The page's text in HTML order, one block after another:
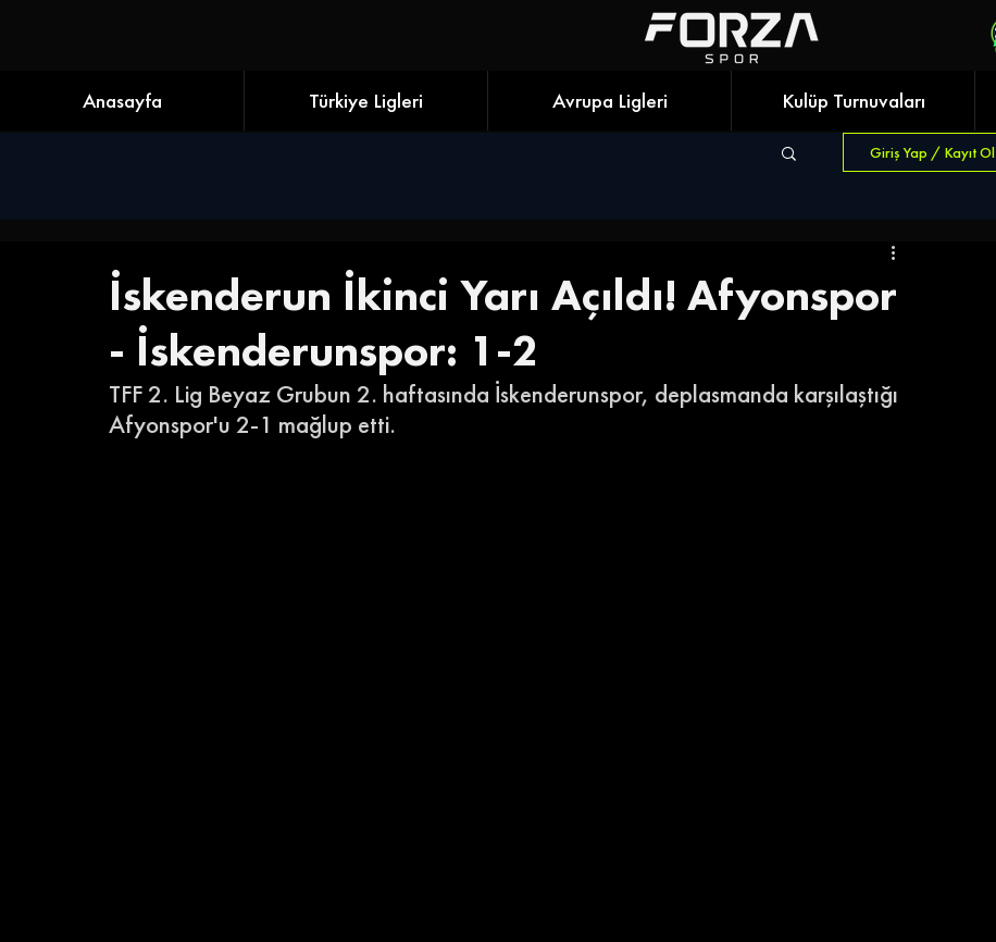
Anasayfa Türkiye Ligleri Avrupa Ligleri Kulüp Turnuvaları
Giriş Yap / Kayıt Ol
İskenderun İkinci Yarı Açıldı! Afyonspor
- İskenderunspor: 1-2
TFF 2. Lig Beyaz Grubun 2. haftasında İskenderunspor, deplasmanda karşılaştığı
Afyonspor'u 2-1 mağlup etti.